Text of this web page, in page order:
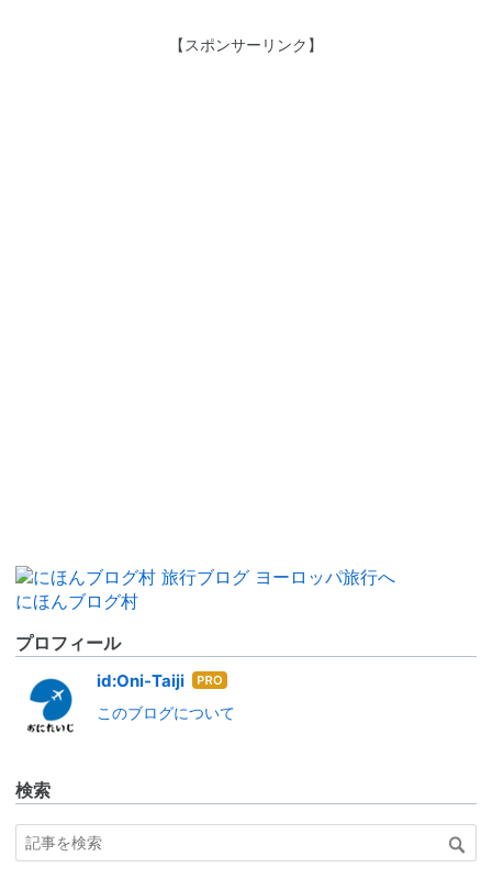
【スポンサーリンク】
にほんブログ村
プロフィール
id:Oni-Taiji はて
ログ
このブログについて
検索